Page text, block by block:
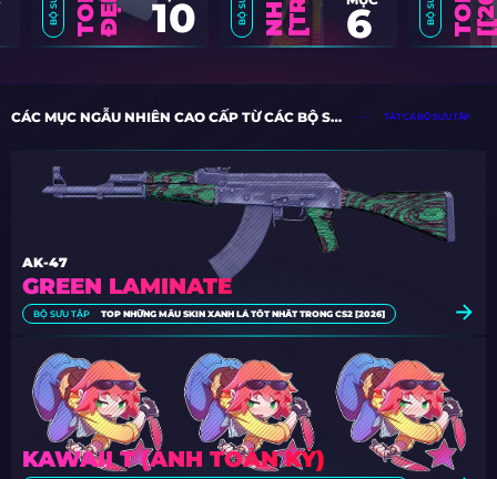
6
10
CÁC MỤC NGẪU NHIÊN CAO CẤP TỪ CÁC BỘ SƯU TẬP TẤT CẢ BỘ SƯU TẬP
GREEN LAMINATE
AK-47
BỘ SƯU TẬP TOP NHỮNG MẪU SKIN XANH LÁ TỐT NHẤT TRONG CS2 [2026]
KAWAII T (ẢNH TOÀN KÝ)